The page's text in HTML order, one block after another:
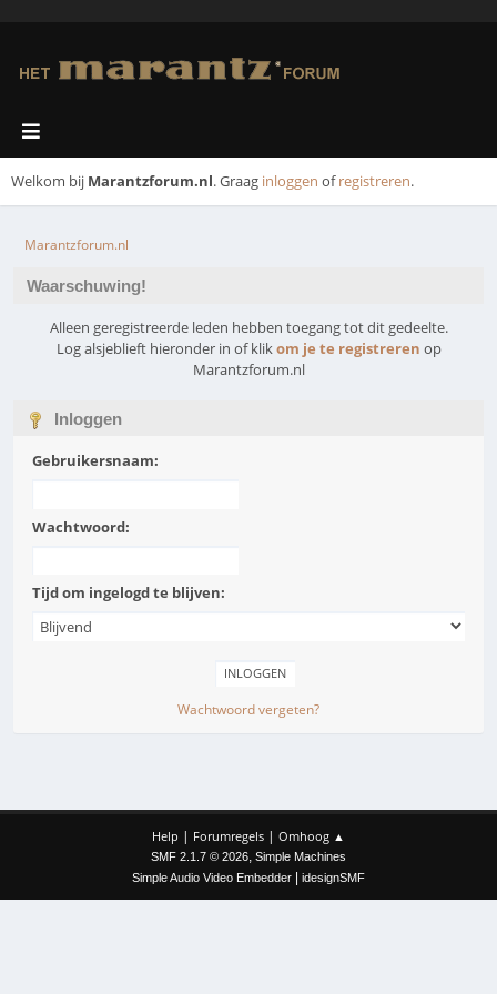
Welkom bij Marantzforum.nl. Graag inloggen ofregistreren.
Marantzforum.nl
Waarschuwing!
Alleen geregistreerde leden hebben toegang tot dit gedeelte.
Log alsjeblieft hieronder in of klikom je te registreren op
Marantzforum.nl
Inloggen
Gebruikersnaam:
Wachtwoord:
Tijd om ingelogd te blijven:
Wachtwoord vergeten?
Help | Forumregels | Omhoog ▲
SMF 2.1.7 © 2026, Simple Machines
Simple Audio Video Embedder
idesignSMF